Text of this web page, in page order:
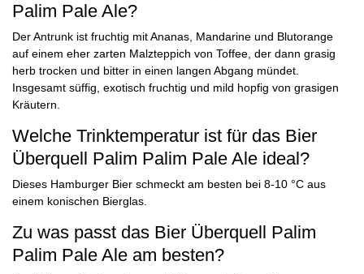
Palim Pale Ale?
Der Antrunk ist fruchtig mit Ananas, Mandarine und Blutorange
auf einem eher zarten Malzteppich von Toffee, der dann grasig
herb trocken und bitter in einen langen Abgang mündet.
Insgesamt süffig, exotisch fruchtig und mild hopfig von grasigen
Kräutern.
Welche Trinktemperatur ist für das Bier
Überquell Palim Palim Pale Ale ideal?
Dieses Hamburger Bier schmeckt am besten bei 8-10 °C aus
einem konischen Bierglas.
Zu was passt das Bier Überquell Palim
Palim Pale Ale am besten?